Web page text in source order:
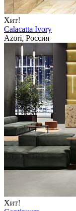
Хит!
Calacatta Ivory
Azori, Россия
Хит!